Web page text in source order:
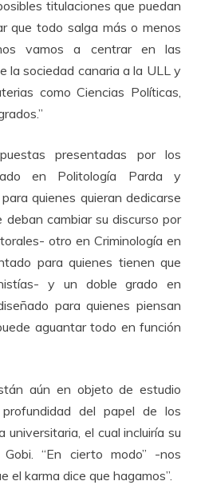
titulaciones que puedan
que todo salga más o menos
vamos a centrar en las
la sociedad canaria a la ULL y
como Ciencias Políticas,
presentadas por los
en Politología Parda y
quienes quieran dedicarse
cambiar su discurso por
otro en Criminología en
para quienes tienen que
y un doble grado en
para quienes piensan
aguantar todo en función
aún en objeto de estudio
del papel de los
el cual incluiría su
“En cierto modo” -nos
el karma dice que hagamos”.